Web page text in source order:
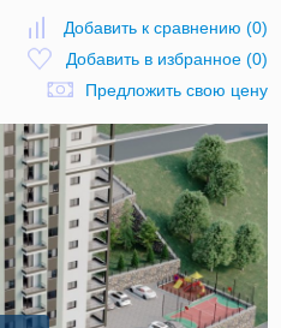
Добавить к сравнению (0)
Добавить в избранное(0)
Предложить свою цену